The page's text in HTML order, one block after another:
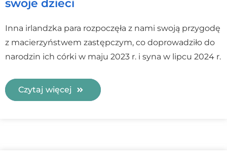
swoje dzieci
Inna irlandzka para rozpoczęła z nami swoją przygodę
z macierzyństwem zastępczym, co doprowadziło do
narodzin ich córki w maju 2023 r. i syna w lipcu 2024 r.
Czytaj więcej